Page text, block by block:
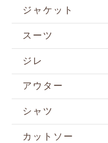
ジャケット
スーツ
ジレ
アウター
シャツ
カットソー